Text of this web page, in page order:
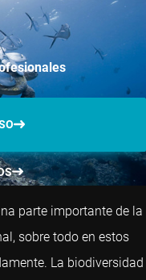
parte importante de la
sobre todo en estos
La biodiversidad